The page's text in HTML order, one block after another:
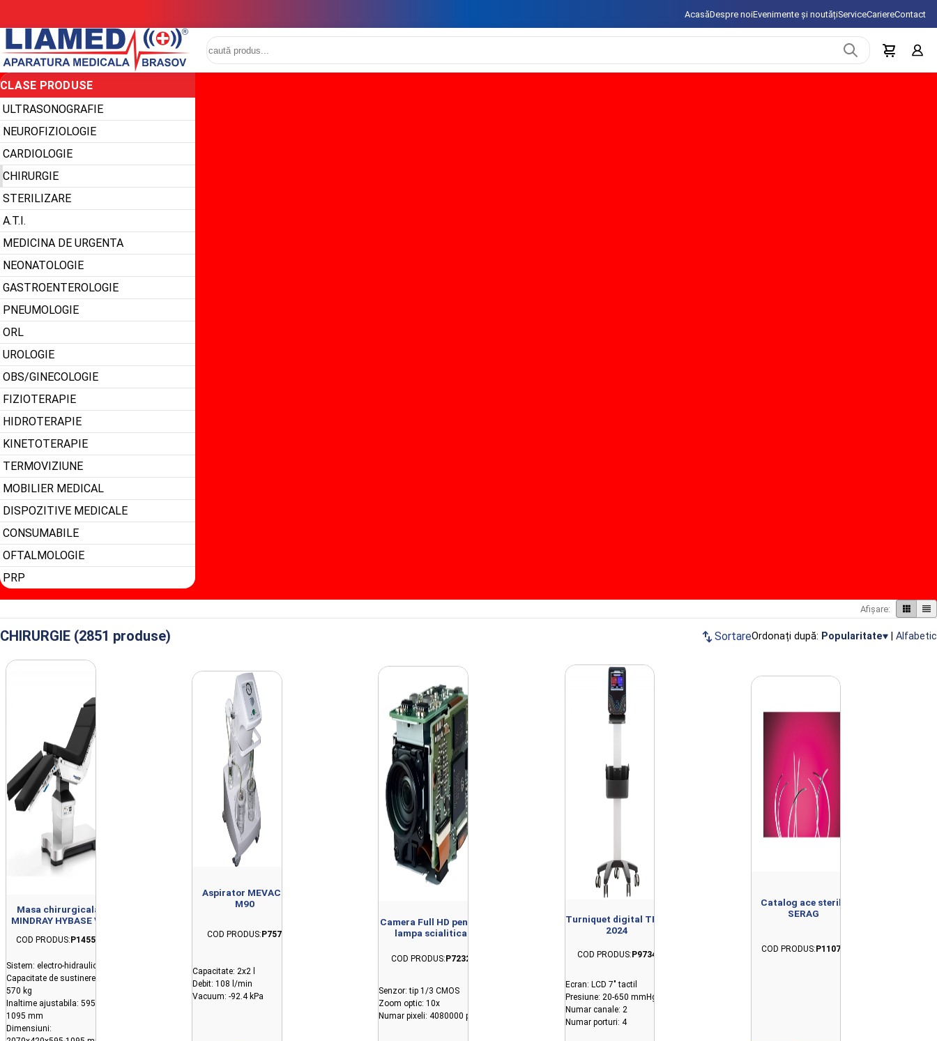
AcasăDespre noiEvenimente și noutățiServiceCariereContact
CLASE PRODUSE
ULTRASONOGRAFIE
NEUROFIZIOLOGIE
CARDIOLOGIE
CHIRURGIE
STERILIZARE
A.T.I.
MEDICINA DE URGENTA
NEONATOLOGIE
GASTROENTEROLOGIE
PNEUMOLOGIE
ORL
UROLOGIE
OBS/GINECOLOGIE
FIZIOTERAPIE
HIDROTERAPIE
KINETOTERAPIE
TERMOVIZIUNE
MOBILIER MEDICAL
DISPOZITIVE MEDICALE
CONSUMABILE
OFTALMOLOGIE
PRP
CHIRURGIE (2851 produse) swap_vertSortareOrdonați după: Popularitate Alfabetic
Produse din clasa CHIRURGIE importate si distribuite de LIAMED.
Masa chirurgicala
MINDRAY HYBASE V9
COD PRODUS: P14556
Sistem: electro-hidraulic
Capacitate de sustinere:
570 kg
Inaltime ajustabila: 595-
1095 mm
Dimensiuni:
Aspirator MEVACS
M90
COD PRODUS: P757
Capacitate: 2x2 l
Debit: 108 l/min
Vacuum: -92.4 kPa
Camera Full HD pentru
lampa scialitica
COD PRODUS: P7232
Senzor: tip 1/3 CMOS
Zoom optic: 10x
Numar pixeli: 4080000 px
Turniquet digital TRQ-
2024
COD PRODUS:P9734
Ecran: LCD 7" tactil
Presiune: 20-650 mmHg
Numar canale: 2
Numar porturi: 4
Catalog ace sterile
SERAG
COD PRODUS:P11072